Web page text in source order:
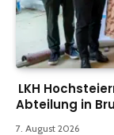
LKH
Abteilung in
7. August 2026